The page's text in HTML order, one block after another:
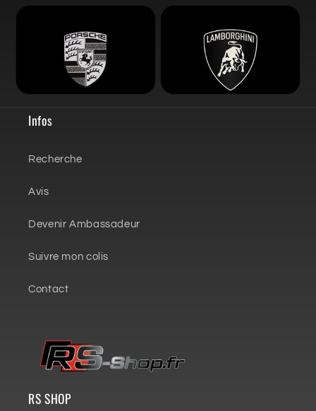
Infos
Recherche
Avis
Devenir Ambassadeur
Suivre mon colis
Contact
RS SHOP